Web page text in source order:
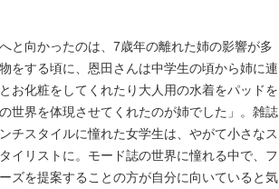
と向かったのは、7歳年の離れた姉の影響が多
をする頃に、恩田さんは中学生の頃から姉に連
お化粧をしてくれたり大人用の水着をパッドを
界を体現させてくれたのが姉でした」。雑誌
チスタイルに憧れた女学生は、やがて小さなス
イリストに。モード誌の世界に憧れる中で、フ
ズを提案することの方が自分に向いていると気